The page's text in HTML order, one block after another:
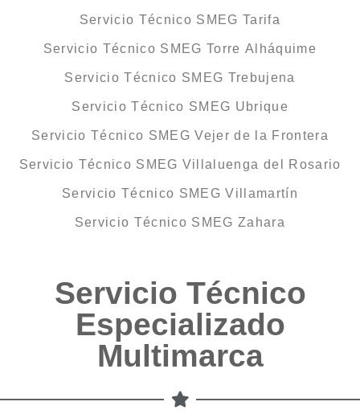
Servicio Técnico SMEG Tarifa
Servicio Técnico SMEG Torre Alháquime
Servicio Técnico SMEG Trebujena
Servicio Técnico SMEG Ubrique
Servicio Técnico SMEG Vejer de la Frontera
Servicio Técnico SMEG Villaluenga del Rosario
Servicio Técnico SMEG Villamartín
Servicio Técnico SMEG Zahara
Servicio Técnico
Especializado
Multimarca